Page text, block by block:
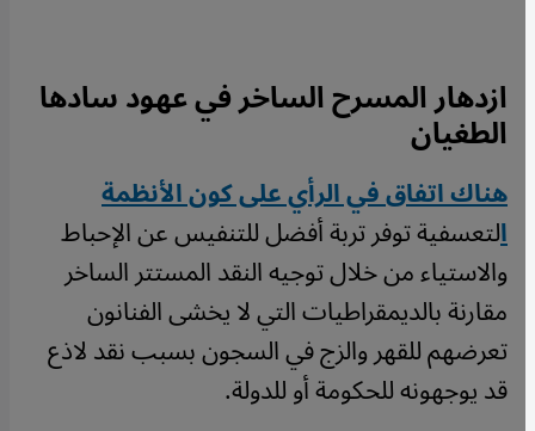
ازدهار المسرح الساخر في عهود سادها
الطغيان
هناك اتفاق في الرأي على كون الأنظمة
التعسفية توفر تربة أفضل للتنفيس عن الإحباط
والاستياء من خلال توجيه النقد المستتر الساخر
مقارنة بالديمقراطيات التي لا يخشى الفنانون
تعرضهم للقهر والزج في السجون بسبب نقد لاذع
قد يوجهونه للحكومة أو للدولة.